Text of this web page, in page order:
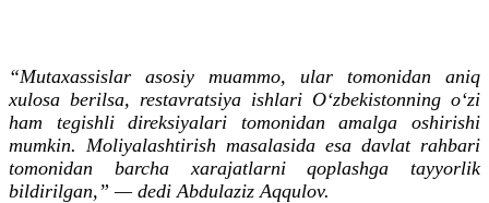
“Mutaxassislar asosiy muammo, ular tomonidan aniq
xulosa berilsa, restavratsiya ishlari O‘zbekistonning o‘zi
ham tegishli direksiyalari tomonidan amalga oshirishi
mumkin. Moliyalashtirish masalasida esa davlat rahbari
tomonidan barcha xarajatlarni qoplashga tayyorlik
bildirilgan,” — dedi Abdulaziz Aqqulov.